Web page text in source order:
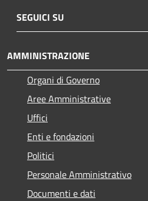
SEGUICI SU
AMMINISTRAZIONE
Organi di Governo
Aree Amministrative
Uffici
Enti e fondazioni
Politici
Personale Amministrativo
Documenti e dati